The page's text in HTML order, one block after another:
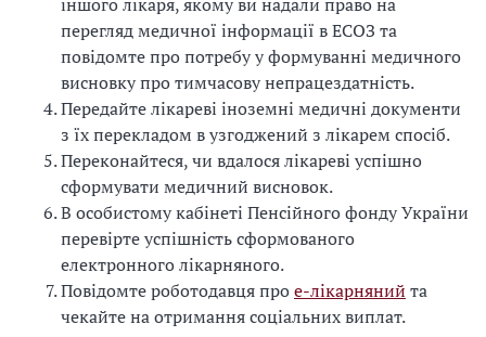
перегляд медичної інформації в ЕСОЗ та
повідомте про потребу у формуванні медичного
висновку про тимчасову непрацездатність.
Передайте лікареві іноземні медичні документи
з їх перекладом в узгоджений з лікарем спосіб.
Переконайтеся, чи вдалося лікареві успішно
сформувати медичний висновок.
В особистому кабінеті Пенсійного фонду України
перевірте успішність сформованого
електронного лікарняного.
Повідомте роботодавця прое-лікарняний та
чекайте на отримання соціальних виплат.